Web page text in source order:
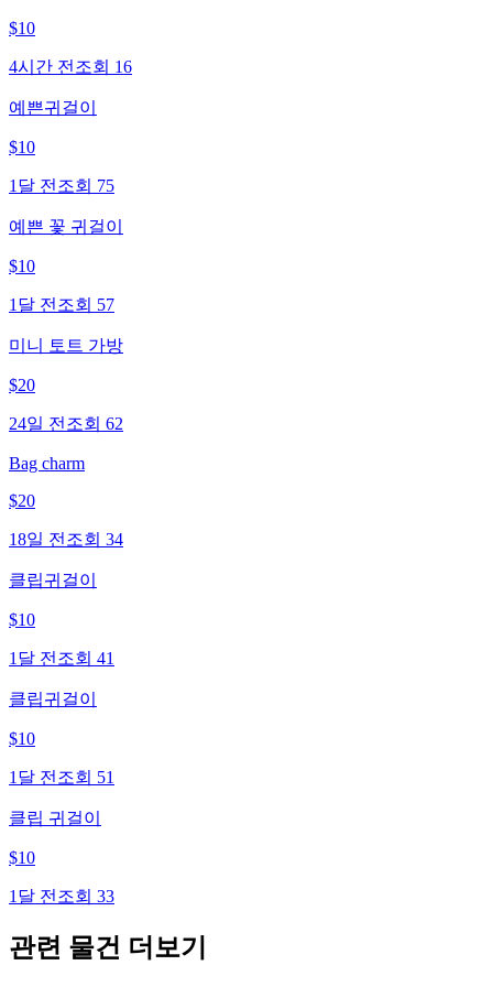
$10
4시간 전 조회 16
예쁜귀걸이
$10
1달 전 조회 75
예쁜 꽃 귀걸이
$10
1달 전 조회 57
미니 토트 가방
$20
24일 전 조회 62
Bag charm
$20
18일 전 조회 34
클립귀걸이
$10
1달 전 조회 41
클립귀걸이
$10
1달 전 조회 51
클립 귀걸이
$10
1달 전 조회 33
관련 물건 더보기